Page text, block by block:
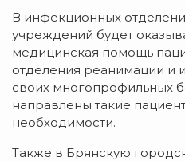
В инфекционных
учреждений будет
медицинская помощь
отделения реанимации и
своих многопрофильных
направлены такие
необходимости.
Также в Брянскую